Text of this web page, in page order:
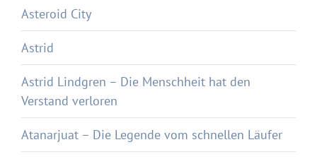
Asteroid City
Astrid
Astrid Lindgren – Die Menschheit hat den
Verstand verloren
Atanarjuat – Die Legende vom schnellen Läufer